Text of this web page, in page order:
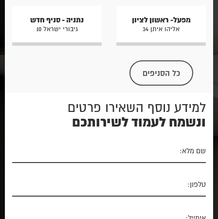
מפעל- ראשון לציון
אליהו איתן 34
נתניה - סניף חדש
גיבורי ישראל 10
כל הסניפים
למידע נוסף השאירו פרטים
ונשמח לעמוד לשירותכם